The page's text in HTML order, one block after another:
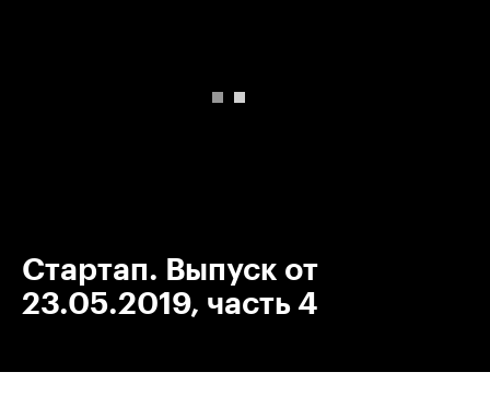
Стартап. Выпуск от
23.05.2019, часть 4